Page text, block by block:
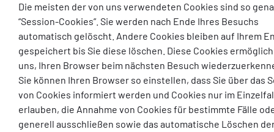
Die meisten der von uns verwendeten Cookies sind so
“Session-Cookies”. Sie werden nach Ende Ihres Besuchs
automatisch gelöscht. Andere Cookies bleiben auf Ihrem
gespeichert bis Sie diese löschen. Diese Cookies
uns, Ihren Browser beim nächsten Besuch
Sie können Ihren Browser so einstellen, dass Sie über das
von Cookies informiert werden und Cookies nur im
erlauben, die Annahme von Cookies für bestimmte Fälle
generell ausschließen sowie das automatische Löschen